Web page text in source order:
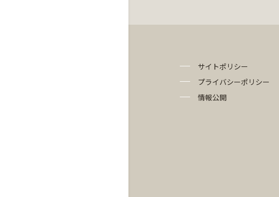
サイトポリシー
プライバシーポリシー
情報公開